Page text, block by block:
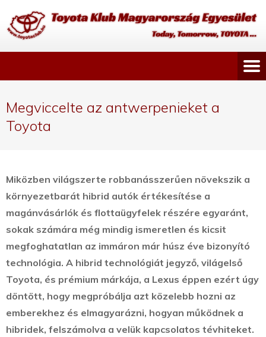
Megviccelte az antwerpenieket a
Toyota
Miközben világszerte robbanásszerűen növekszik a
környezetbarát hibrid autók értékesítése a
magánvásárlók és flottaügyfelek részére egyaránt,
sokak számára még mindig ismeretlen és kicsit
megfoghatatlan az immáron már húsz éve bizonyító
technológia. A hibrid technológiát jegyző, világelső
Toyota, és prémium márkája, a Lexus éppen ezért úgy
döntött, hogy megpróbálja azt közelebb hozni az
emberekhez és elmagyarázni, hogyan működnek a
hibridek, felszámolva a velük kapcsolatos tévhiteket.